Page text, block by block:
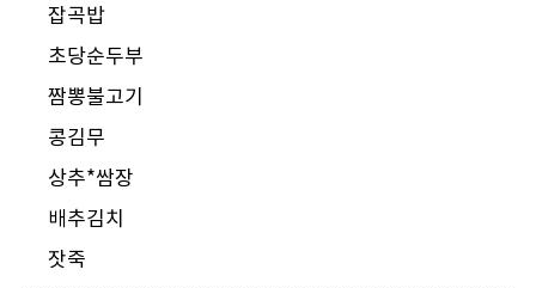
잡곡밥
초당순두부
짬뽕불고기
콩김무
상추*쌈장
배추김치
잣죽